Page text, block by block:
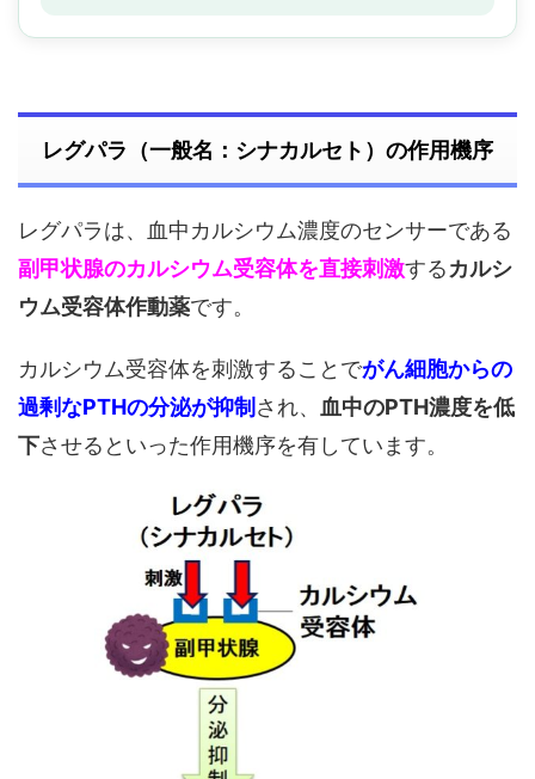
レグパラ（一般名：シナカルセト）の作用機序
レグパラは、血中カルシウム濃度のセンサーである
副甲状腺のカルシウム受容体を直接刺激するカルシ
ウム受容体作動薬です。
カルシウム受容体を刺激することでがん細胞からの
過剰なPTHの分泌が抑制 され、 血中のPTH濃度を低
下させるといった作用機序を有しています。